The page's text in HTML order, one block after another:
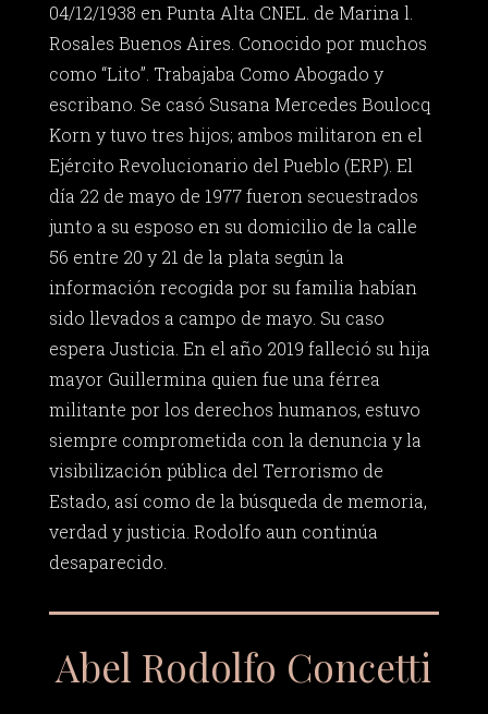
04/12/1938 en Punta Alta CNEL. de Marina l.
Rosales Buenos Aires. Conocido por muchos
como “Lito”. Trabajaba Como Abogado y
escribano. Se casó Susana Mercedes Boulocq
Korn y tuvo tres hijos; ambos militaron en el
Ejército Revolucionario del Pueblo (ERP). El
día 22 de mayo de 1977 fueron secuestrados
junto a su esposo en su domicilio de la calle
56 entre 20 y 21 de la plata según la
información recogida por su familia habían
sido llevados a campo de mayo. Su caso
espera Justicia. En el año 2019 falleció su hija
mayor Guillermina quien fue una férrea
militante por los derechos humanos, estuvo
siempre comprometida con la denuncia y la
visibilización pública del Terrorismo de
Estado, así como de la búsqueda de memoria,
verdad y justicia. Rodolfo aun continúa
desaparecido.
Abel Rodolfo Concetti